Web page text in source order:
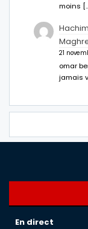
moins
21
omar
jamais
En direct